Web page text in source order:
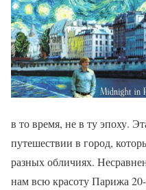
в то время, не в ту эпоху.
путешествии в город,
разных обличиях.
нам всю красоту Парижа